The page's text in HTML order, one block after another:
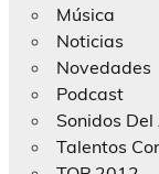
Música
Noticias
Novedades
Podcast
Sonidos
Talentos